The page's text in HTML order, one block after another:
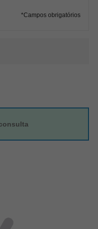
*Campos obrigatórios